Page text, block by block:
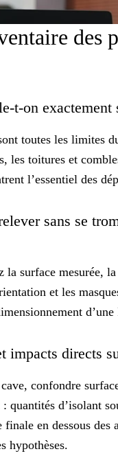
des
t-on
toutes les limites
les toitures et
l’essentiel des
sans se
la surface mesurée,
et les
impacts directs
confondre
quantités d’isolant
en dessous des
hypothèses.